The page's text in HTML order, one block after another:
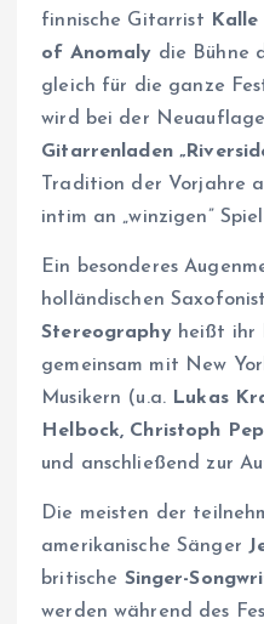
finnische Gitarrist
of Anomaly die Bühne
gleich für die ganze
wird bei der Neuauflage
Gitarrenladen
Tradition der Vorjahre
intim an „winzigen”
Ein besonderes
holländischen
Stereographyheißt ihr
gemeinsam mit New
Musikern (u.a. Lukas
Helbock, Christoph
und anschließend zur
Die meisten der
amerikanische Sänger
britische Singer-
werden während des